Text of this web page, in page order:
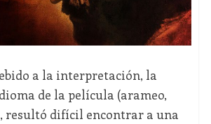
a la interpretación, la
de la película (arameo,
resultó difícil encontrar a una